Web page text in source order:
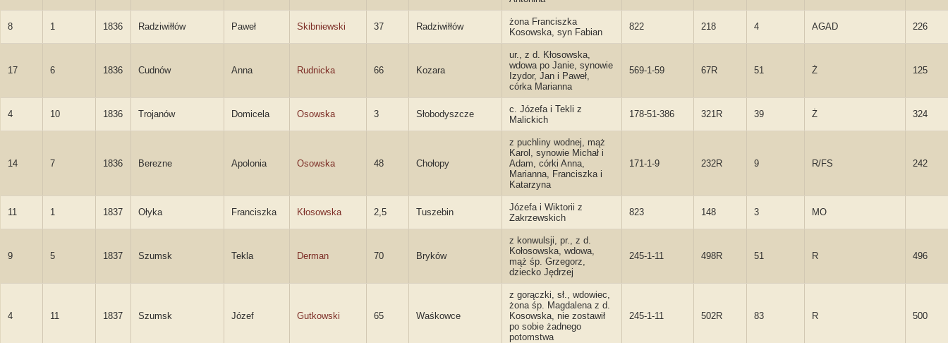
8 1 1836 Radziwiłłów Paweł Skibniewski 37 Radziwiłłów
żona Franciszka
Kosowska, syn Fabian
822 218 4 AGAD 226
17 6 1836 Cudnów Anna Rudnicka 66 Kozara
ur., z d. Kłosowska,
wdowa po Janie, synowie
Izydor, Jan i Paweł,
córka Marianna
569-1-59 67R 51 Ż 125
4 10 1836 Trojanów Domicela Osowska 3 Słobodyszcze
c. Józefa i Tekli z
Malickich
178-51-386 321R 39 Ż 324
14 7 1836 Berezne Apolonia Osowska 48 Chołopy
z puchliny wodnej, mąż
Karol, synowie Michał i
Adam, córki Anna,
Marianna, Franciszka i
Katarzyna
171-1-9 232R 9 R/FS 242
11 1 1837 Ołyka Franciszka Kłosowska 2,5 Tuszebin
Józefa i Wiktorii z
Zakrzewskich
823 148 3 MO
9 5 1837 Szumsk Tekla Derman 70 Bryków
z konwulsji, pr., z d.
Kołosowska, wdowa,
mąż śp. Grzegorz,
dziecko Jędrzej
245-1-11 498R 51 R 496
4 11 1837 Szumsk Józef Gutkowski 65 Waśkowce
z gorączki, sł., wdowiec,
żona śp. Magdalena z d.
Kosowska, nie zostawił
po sobie żadnego
potomstwa
245-1-11 502R 83 R 500